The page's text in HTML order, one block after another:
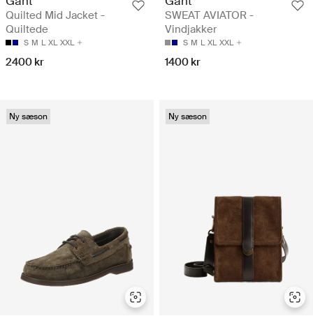
Quilted Mid Jacket -
Quiltede
S M L XL XXL
2400 kr
SWEAT AVIATOR -
Vindjakker
S M L XL XXL
1400 kr
Ny sæson Ny sæson